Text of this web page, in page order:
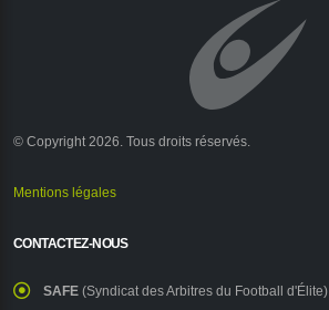
© Copyright 2026. Tous droits réservés.
Mentions légales
CONTACTEZ-NOUS
SAFE (Syndicat des Arbitres du Football d'Élite)